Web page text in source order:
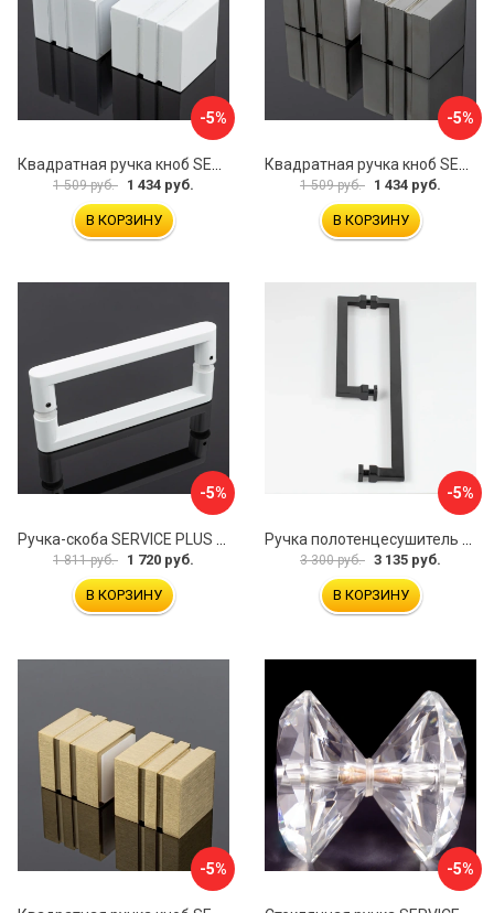
-5%
1 509 руб. 1 434 руб.
В КОРЗИНУ
-5%
1 509 руб. 1 434 руб.
В КОРЗИНУ
-5%
Ручка-скоба SERVICE PLUS RS02-304WM/sus304
1 811 руб. 1 720 руб.
В КОРЗИНУ
-5%
Ручка полотенцесушитель SERVICE PLUS RP02-300BLK/SUS304
3 300 руб. 3 135 руб.
В КОРЗИНУ
-5% -5%